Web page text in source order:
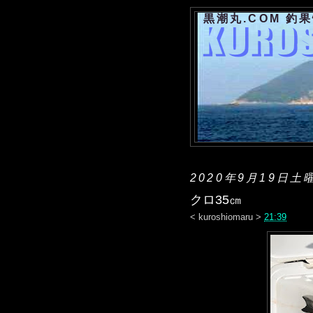
黒潮丸.COM 釣
2020年9月19日土
クロ35㎝
< kuroshiomaru > 21:39